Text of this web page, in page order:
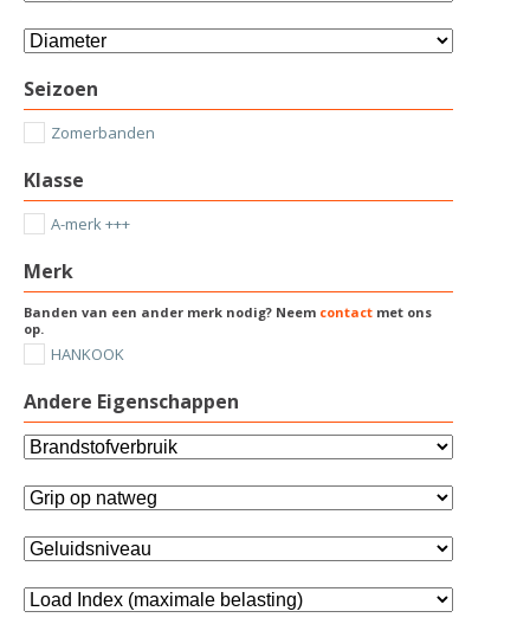
Seizoen
Zomerbanden
Klasse
A-merk +++
Merk
Banden van een ander merk nodig? Neem contact met ons
op.
HANKOOK
Andere Eigenschappen